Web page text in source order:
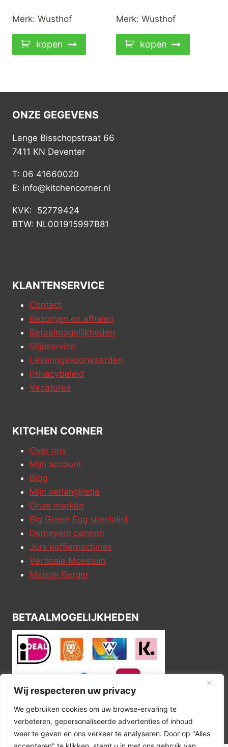
Wij respecteren uw privacy
We gebruiken cookies om uw browse-ervaring te
verbeteren, gepersonaliseerde advertenties of inhoud
weer te geven en ons verkeer te analyseren. Door op "Alles
Merk: Wusthof
kopen
Merk: Wusthof
kopen
ONZE GEGEVENS
Lange Bisschopstraat 66
7411 KN Deventer
T: 06 41660020
E: info@kitchencorner.nl
KVK: 52779424
BTW: NL001915997B81
KLANTENSERVICE
Contact
Bezorgen en afhalen
Betaalmogelijkheden
Slijpservice
Leveringsvoorwaarden
Privacybeleid
Vacatures
KITCHEN CORNER
Over ons
Mijn account
Blog
Mijn verlanglijstje
Onze merken
Big Green Egg specialist
Demeyere pannen
Jura koffiemachines
Verticale Moestuin
Maison Berger
BETAALMOGELIJKHEDEN